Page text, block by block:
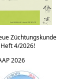
Züchtungskunde
4/2026!
2026